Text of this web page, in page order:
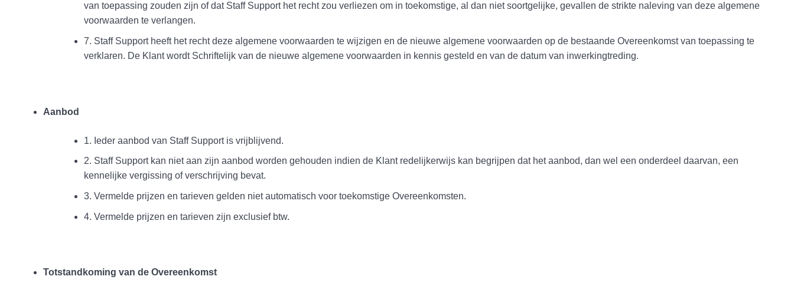
van toepassing zouden zijn of dat Staff Support het recht zou verliezen om in toekomstige, al dan niet soortgelijke, gevallen de strikte naleving van deze algemene
voorwaarden te verlangen.
7. Staff Support heeft het recht deze algemene voorwaarden te wijzigen en de nieuwe algemene voorwaarden op de bestaande Overeenkomst van toepassing te
verklaren. De Klant wordt Schriftelijk van de nieuwe algemene voorwaarden in kennis gesteld en van de datum van inwerkingtreding.
Aanbod
1. Ieder aanbod van Staff Support is vrijblijvend.
2. Staff Support kan niet aan zijn aanbod worden gehouden indien de Klant redelijkerwijs kan begrijpen dat het aanbod, dan wel een onderdeel daarvan, een
kennelijke vergissing of verschrijving bevat.
3. Vermelde prijzen en tarieven gelden niet automatisch voor toekomstige Overeenkomsten.
4. Vermelde prijzen en tarieven zijn exclusief btw.
Totstandkoming van de Overeenkomst